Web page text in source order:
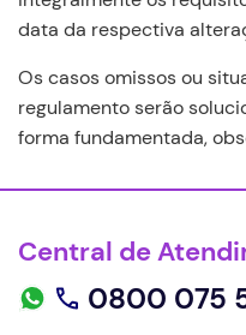
data da respectiva
Os casos omissos ou
regulamento serão
forma fundamentada,
Central de
0800 075